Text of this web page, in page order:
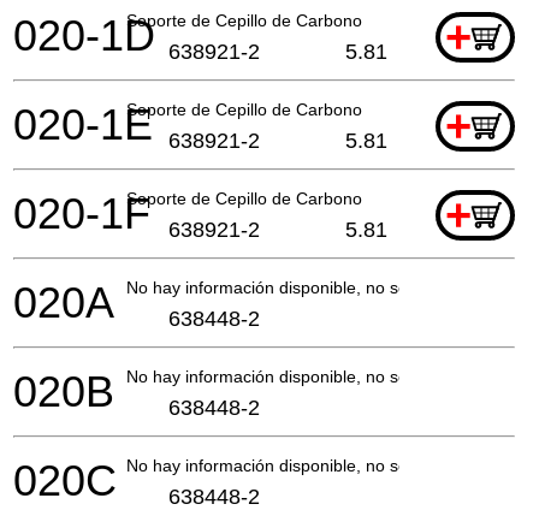
Soporte de Cepillo de Carbono +
020-1D 638921-2 5.81
Soporte de Cepillo de Carbono +
020-1E 638921-2 5.81
Soporte de Cepillo de Carbono +
020-1F 638921-2 5.81
No hay información disponible, no se puede pedir
020A 638448-2
No hay información disponible, no se puede pedir
020B 638448-2
No hay información disponible, no se puede pedir
020C 638448-2